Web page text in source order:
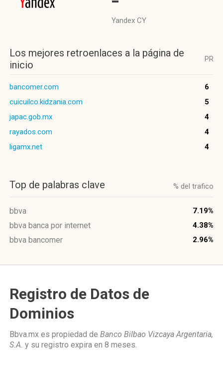
Yandex CY
Los mejores retroenlaces a la página de
inicio
PR
bancomer.com
6
cuicuilco.kidzania.com
5
japac.gob.mx
4
rayados.com
4
ligamx.net
4
Top de palabras clave % del trafico
bbva 7.19%
bbva banca por internet 4.38%
bbva bancomer 2.96%
Registro de Datos de
Dominios
Bbva.mx es propiedad de Banco Bilbao Vizcaya Argentaria,
S.A. y su registro expira en 8 meses.